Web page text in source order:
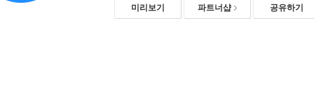
미리보기 파트너샵 공유하기